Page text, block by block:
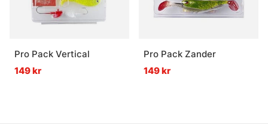
Pro Pack Vertical
149 kr
Pro Pack Zander
149 kr